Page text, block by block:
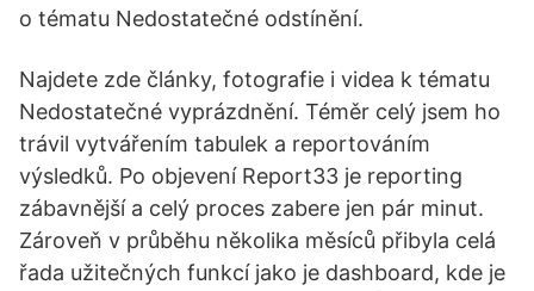
o tématu Nedostatečné odstínění.
Najdete zde články, fotografie i videa k tématu
Nedostatečné vyprázdnění. Téměr celý jsem ho
trávil vytvářením tabulek a reportováním
výsledků. Po objevení Report33 je reporting
zábavnější a celý proces zabere jen pár minut.
Zároveň v průběhu několika měsíců přibyla celá
řada užitečných funkcí jako je dashboard, kde je